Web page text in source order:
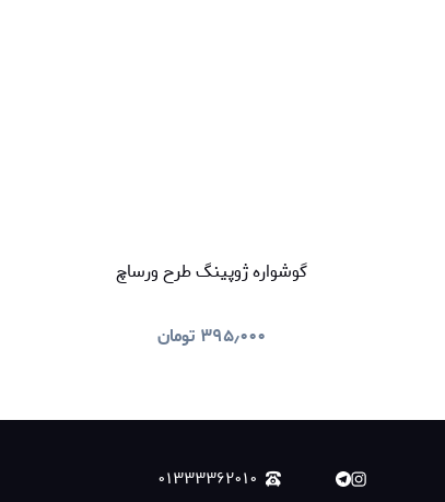
گوشواره ژوپینگ طرح ورساچ
۳۹۵٫۰۰۰ تومان
۰۱۳۳۳۳۶۲۰۱۰